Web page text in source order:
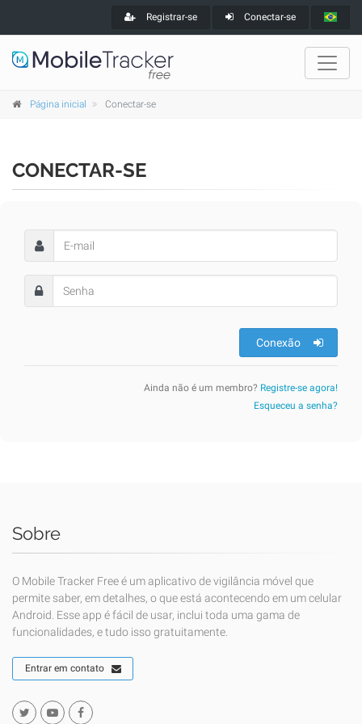
Registrar-se Conectar-se
Página inicial Conectar-se
CONECTAR-SE
Conexão
Ainda não é um membro? Registre-se agora!
Esqueceu a senha?
Sobre
O Mobile Tracker Free é um aplicativo de vigilância móvel que
permite saber, em detalhes, o que está acontecendo em um celular
Android. Esse app é fácil de usar, inclui toda uma gama de
funcionalidades, e tudo isso gratuitamente.
Entrar em contato